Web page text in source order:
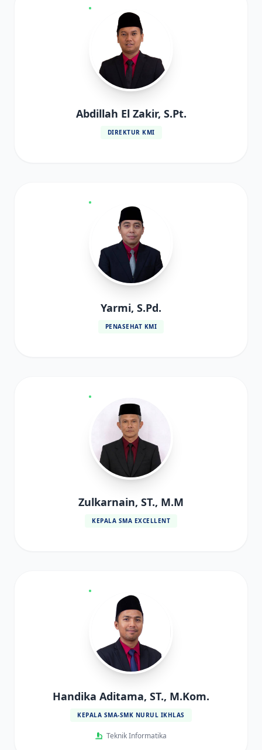
Abdillah El Zakir, S.Pt.
DIREKTUR KMI
Yarmi, S.Pd.
PENASEHAT KMI
Zulkarnain, ST., M.M
KEPALA SMA EXCELLENT
Handika Aditama, ST., M.Kom.
KEPALA SMA-SMK NURUL IKHLAS
Teknik Informatika